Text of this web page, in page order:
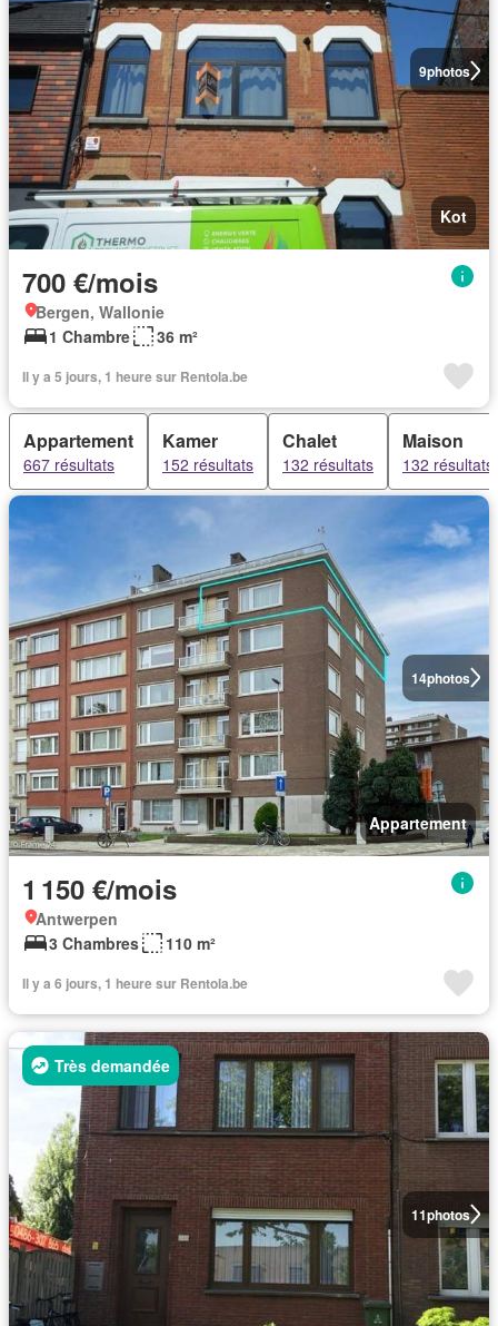
9photos
Kot
700 €/mois
Bergen, Wallonie
1 Chambre
36 m²
Il y a 5 jours, 1 heure sur Rentola.be
Appartement
667 résultats
Kamer
152 résultats
Chalet
132 résultats
Maison
132 résultats
14photos
Appartement
1 150 €/mois
Antwerpen
3 Chambres
110 m²
Il y a 6 jours, 1 heure sur Rentola.be
11photos
Très demandée